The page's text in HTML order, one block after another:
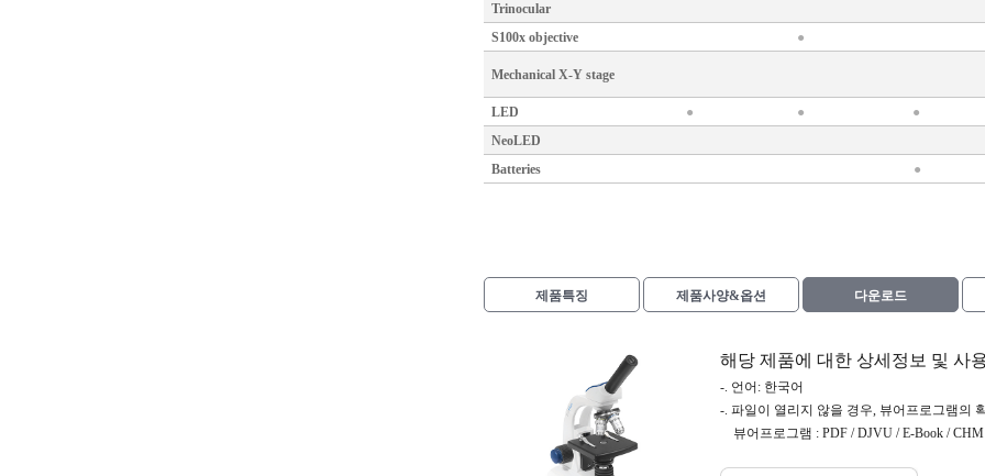
Trinocular
S100x objective
●
Mechanical X-Y stage
LED ● ●
●
NeoLED
Batteries
●
제품특징 제품사양&옵션 다운로드
해당 제품에 대한 상세정보 및 사
-. 언어: 한국어
-. 파일이 열리지 않을 경우, 뷰어프로그램의
뷰어프로그램 : PDF / DJVU / E-Book /